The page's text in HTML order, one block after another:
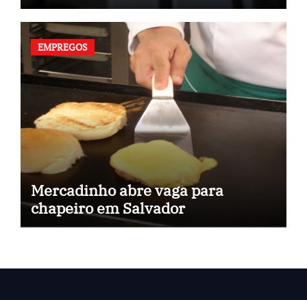
EMPREGOS
Mercadinho abre vaga para
chapeiro em Salvador